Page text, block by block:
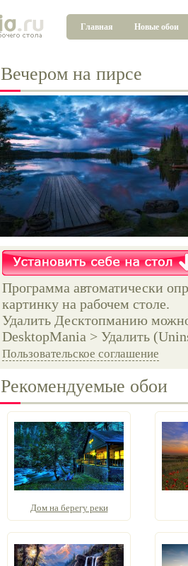
Главная Новые обои
Вечером на пирсе
Программа автоматически
картинку на рабочем столе.
Удалить Десктопманию
DesktopMania > Удалить
Пользовательское соглашение
Рекомендуемые обои
Дом на берегу реки